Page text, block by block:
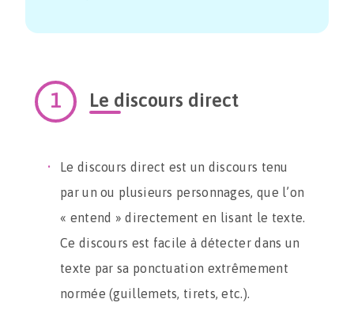
Le discours direct
Le discours direct est un discours tenu
par un ou plusieurs personnages, que l’on
« entend » directement en lisant le texte.
Ce discours est facile à détecter dans un
texte par sa ponctuation extrêmement
normée (guillemets, tirets, etc.).